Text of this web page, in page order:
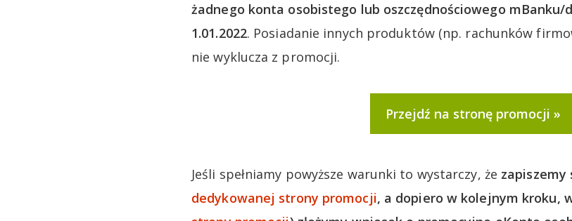
żadnego konta osobistego lub oszczędnościowego
1.01.2022. Posiadanie innych produktów (np. rachunków
nie wyklucza z promocji.
Przejdź na stronę promocji
Jeśli spełniamy powyższe warunki to wystarczy, że zapiszemy
dedykowanej strony promocji, a dopiero w kolejnym kroku,